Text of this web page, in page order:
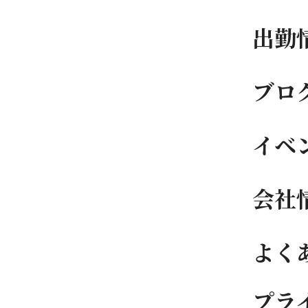
出勤
ブロ
イベ
会社
よく
プラ